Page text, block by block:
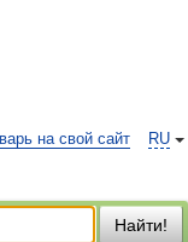
RU
на свой сайт
Найти!